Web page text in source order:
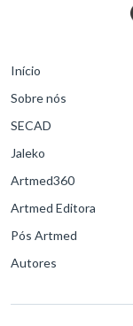
Início
Sobre nós
SECAD
Jaleko
Artmed360
Artmed Editora
Pós Artmed
Autores